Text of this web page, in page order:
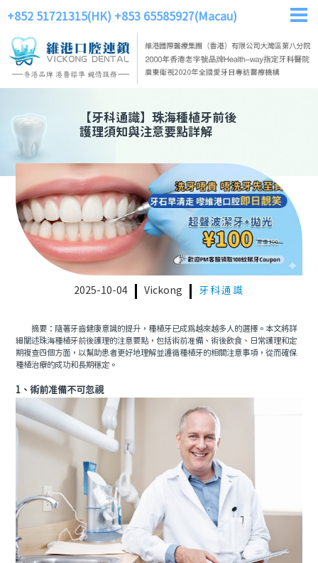
+852 51721315(HK) +853 65585927(Macau)
【牙科通識】 珠海種植牙前後
護理須知與注意要點詳解
2025-10-04 Vickong 牙科通識
摘要：隨著牙齒健康意識的提升，種植牙已成爲越來越多人的選擇。本文將詳
細闡述珠海種植牙前後護理的注意要點，包括術前准備、術後飲食、日常護理和定
期複查四個方面，以幫助患者更好地理解並遵循種植牙的相關注意事項，從而確保
種植治療的成功和長期穩定。
1、術前准備不可忽視